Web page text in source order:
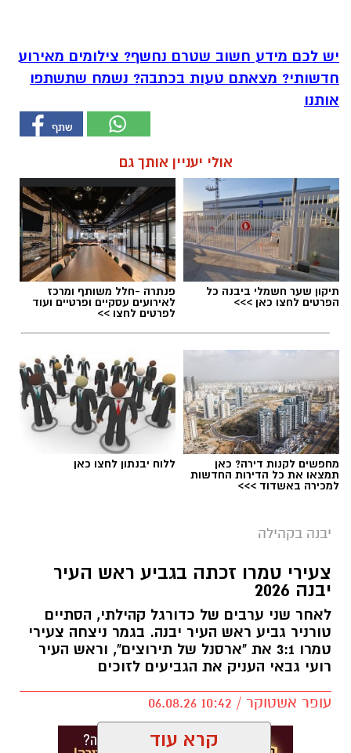
יש לכם מידע חשוב שטרם נחשף? צילומים מאירוע
חדשותי? מצאתם טעות בכתבה? נשמח שתשתפו
אותנו
אולי יעניין אותך גם
תיקון שער חשמלי ביבנה כל
הפרטים לחצו כאן >>>
פנתרה -חלל משותף ומרכז
לאירועים עסקיים ופרטיים ועוד
לפרטים לחצו >>
מחפשים לקנות דירה? כאן
תמצאו את כל הדירות החדשות
למכירה באשדוד >>>
ללוח יבנתון לחצו כאן
יבנה בקהילה
צעירי טמרו זכתה בגביע ראש העיר
יבנה 2026
לאחר שני ערבים של כדורגל קהילתי, הסתיים
טורניר גביע ראש העיר יבנה. בגמר ניצחה צעירי
טמרו 3:1 את "ארסנל של תירוצים", וראש העיר
רועי גבאי העניק את הגביעים לזוכים
עופר אשטוקר / 10:42 06.08.26
קרא עוד